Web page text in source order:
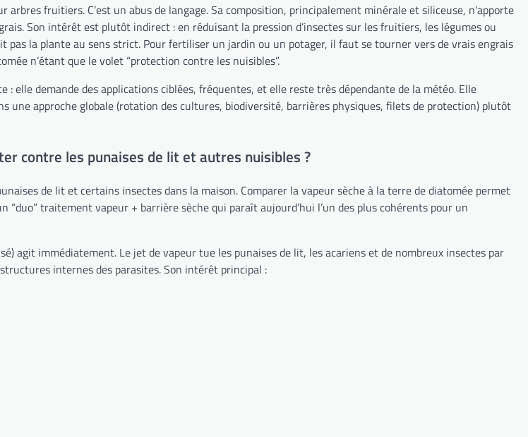
fruitiers. C’est un abus de langage. Sa composition, principalement minérale et siliceuse, n’apporte
Son intérêt est plutôt indirect : en réduisant la pression d’insectes sur les fruitiers, les légumes ou
pas la plante au sens strict. Pour fertiliser un jardin ou un potager, il faut se tourner vers de vrais engrais
n’étant que le volet “protection contre les nuisibles”.
elle demande des applications ciblées, fréquentes, et elle reste très dépendante de la météo. Elle
une approche globale (rotation des cultures, biodiversité, barrières physiques, filets de protection) plutôt
contre les punaises de lit et autres nuisibles ?
de lit et certains insectes dans la maison. Comparer la vapeur sèche à la terre de diatomée permet
traitement vapeur + barrière sèche qui paraît aujourd’hui l’un des plus cohérents pour un
agit immédiatement. Le jet de vapeur tue les punaises de lit, les acariens et de nombreux insectes par
internes des parasites. Son intérêt principal :